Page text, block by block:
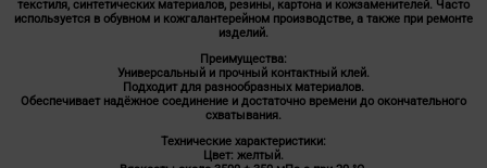
текстиля, синтетических материалов, резины, картона и кожзаменителей. Часто
используется в обувном и кожгалантерейном производстве, а также при ремонте
изделий.
Преимущества:
Универсальный и прочный контактный клей.
Подходит для разнообразных материалов.
Обеспечивает надёжное соединение и достаточно времени до окончательного
схватывания.
Технические характеристики:
Цвет: желтый.